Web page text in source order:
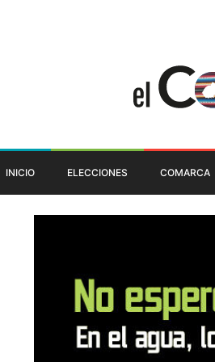
INICIO ELECCIONES COMARCA